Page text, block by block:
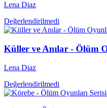
Lena Diaz
Değerlendirilmedi
Küller ve Anılar - Ölüm
Lena Diaz
Değerlendirilmedi